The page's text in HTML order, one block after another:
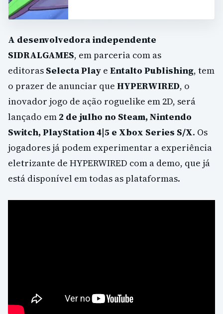
A desenvolvedora independente
SIDRALGAMES, em parceria com as
editoras Selecta Play e Entalto Publishing, tem
o prazer de anunciar que HYPERWIRED, o
inovador jogo de ação roguelike em 2D, será
lançado em 2 de julho no Steam, Nintendo
Switch, PlayStation 4|5 e Xbox Series S/X. Os
jogadores já podem experimentar a experiência
eletrizante de HYPERWIRED com a demo, que já
está disponível em todas as plataformas.